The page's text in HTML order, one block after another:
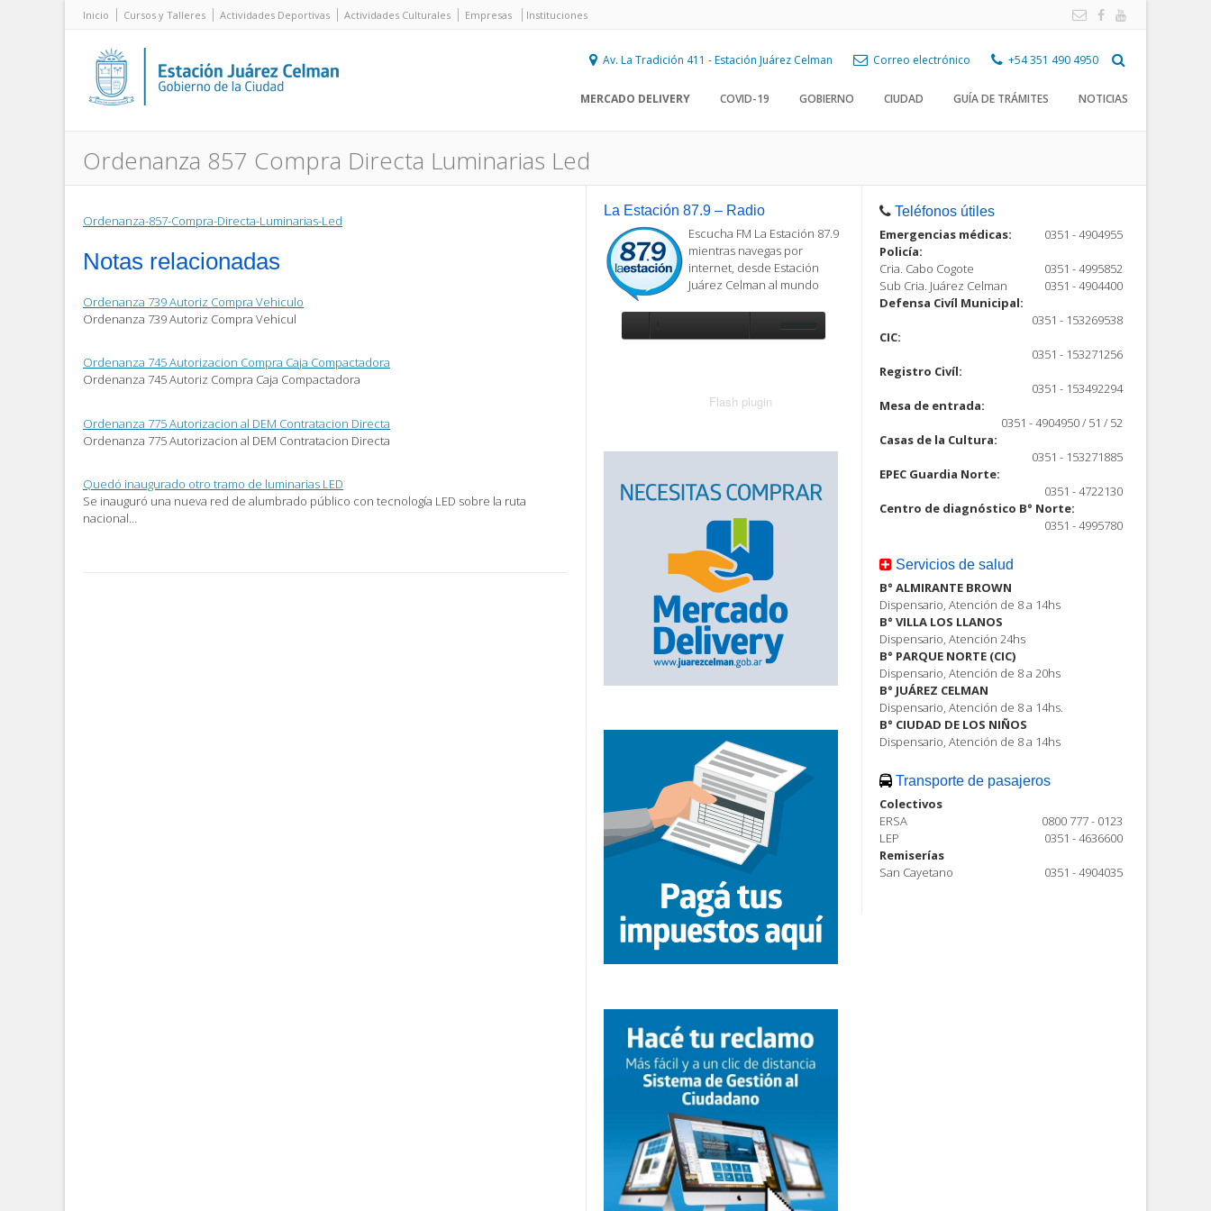
Inicio Cursos y Talleres Actividades Deportivas Actividades Culturales Empresas Instituciones
Av. La Tradición 411 - Estación Juárez Celman Correo electrónico +54 351 490 4950
MERCADO DELIVERY COVID-19 GOBIERNO CIUDAD GUÍA DE TRÁMITES NOTICIAS
Ordenanza 857 Compra Directa Luminarias Led
Ordenanza-857-Compra-Directa-Luminarias-Led
Notas relacionadas
Ordenanza 739 Autoriz Compra Vehiculo
Ordenanza 739 Autoriz Compra Vehicul
Ordenanza 745 Autorizacion Compra Caja Compactadora
Ordenanza 745 Autoriz Compra Caja Compactadora
Ordenanza 775 Autorizacion al DEM Contratacion Directa
Ordenanza 775 Autorizacion al DEM Contratacion Directa
Quedó inaugurado otro tramo de luminarias LED
Se inauguró una nueva red de alumbrado público con tecnología LED sobre la ruta
nacional…
La Estación 87.9 – Radio
Escucha FM La Estación 87.9
mientras navegas por
internet, desde Estación
Juárez Celman al mundo
Flash plugin
Teléfonos útiles
Emergencias médicas:
0351 - 4904955
Policía:
Cria. Cabo Cogote
0351 - 4995852
Sub Cria. Juárez Celman
0351 - 4904400
Defensa Civíl Municipal:
0351 - 153269538
CIC:
0351 - 153271256
Registro Civíl:
0351 - 153492294
Mesa de entrada:
0351 - 4904950 / 51 / 52
Casas de la Cultura:
0351 - 153271885
EPEC Guardia Norte:
0351 - 4722130
Centro de diagnóstico B° Norte:
0351 - 4995780
Servicios de salud
B° ALMIRANTE BROWN
Dispensario, Atención de 8 a 14hs
B° VILLA LOS LLANOS
Dispensario, Atención 24hs
B° PARQUE NORTE (CIC)
Dispensario, Atención de 8 a 20hs
B° JUÁREZ CELMAN
Dispensario, Atención de 8 a 14hs.
B° CIUDAD DE LOS NIÑOS
Dispensario, Atención de 8 a 14hs
Transporte de pasajeros
Colectivos
ERSA
0800 777 - 0123
LEP
0351 - 4636600
Remiserías
San Cayetano
0351 - 4904035